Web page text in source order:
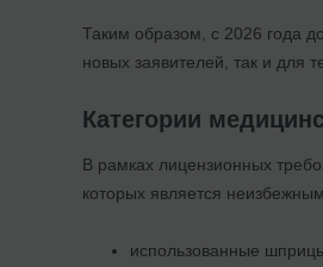
Таким образом, с 2026 года
новых заявителей, так и для
Категории
В рамках лицензионных
которых является
использованные